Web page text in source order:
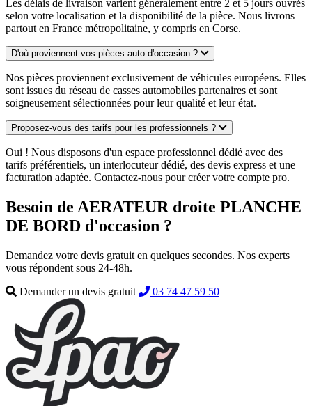
Les délais de livraison varient généralement entre 2 et 5 jours ouvrés
selon votre localisation et la disponibilité de la pièce. Nous livrons
partout en France métropolitaine, y compris en Corse.
D'où proviennent vos pièces auto d'occasion ?
Nos pièces proviennent exclusivement de véhicules européens. Elles
sont issues du réseau de casses automobiles partenaires et sont
soigneusement sélectionnées pour leur qualité et leur état.
Proposez-vous des tarifs pour les professionnels ?
Oui ! Nous disposons d'un espace professionnel dédié avec des
tarifs préférentiels, un interlocuteur dédié, des devis express et une
facturation adaptée. Contactez-nous pour créer votre compte pro.
Besoin de AERATEUR droite PLANCHE
DE BORD d'occasion ?
Demandez votre devis gratuit en quelques secondes. Nos experts
vous répondent sous 24-48h.
Demander un devis gratuit
03 74 47 59 50